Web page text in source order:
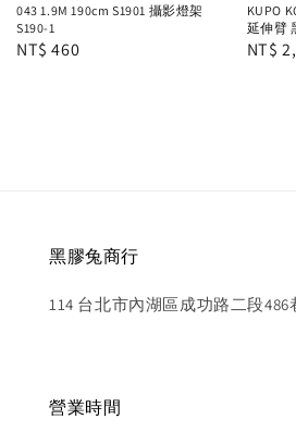
043 1.9M 190cm S1901 攝影燈架
S190-1
Regular
NT$ 460
KUPO
延伸臂
NT$
黑膠兔商行
114 台北市內湖區成功路二段486
營業時間